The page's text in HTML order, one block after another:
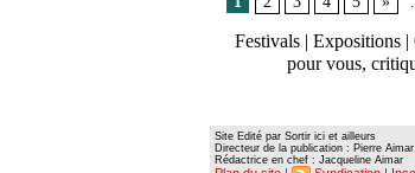
Festivals | Expositions |
pour vous,
Site Edité par Sortir ici et ailleurs
Directeur de la publication : Pierre Aimar
Rédactrice en chef : Jacqueline Aimar